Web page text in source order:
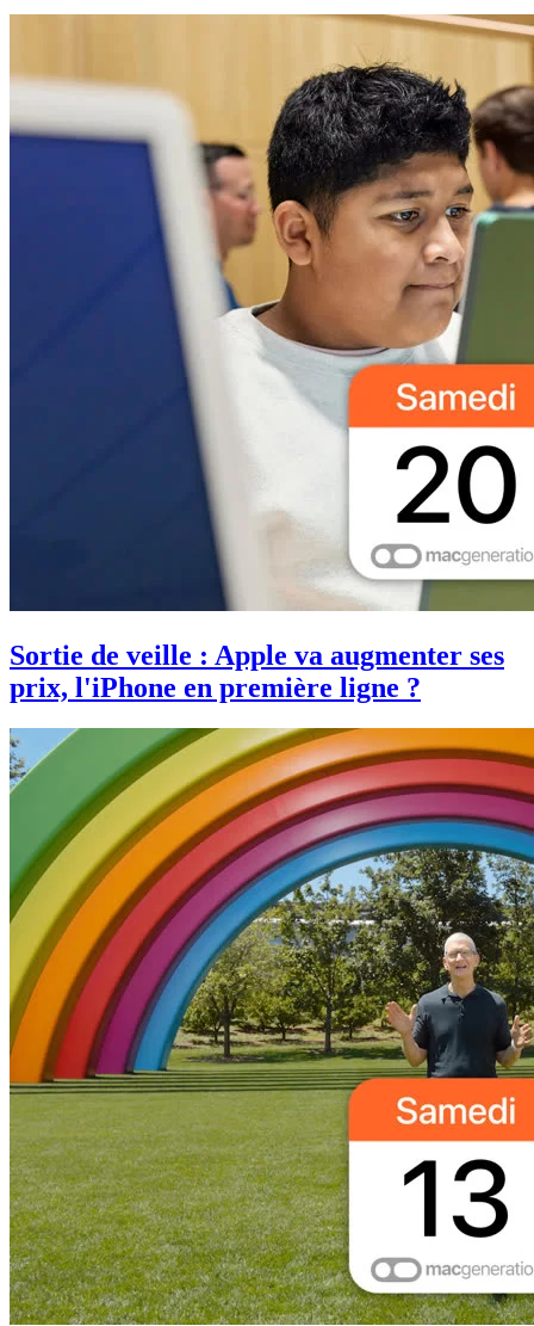
Sortie de veille : Apple va augmenter ses
prix, l'iPhone en première ligne ?